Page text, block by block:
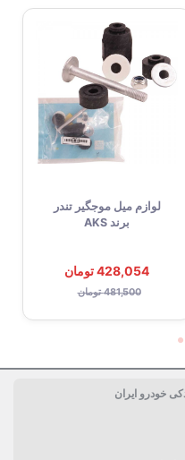
جلوبندی و تعلیق
لوازم میل موجگیر تندر
برند AKS
428,054 تومان
481,500 تومان
خودرو ایران